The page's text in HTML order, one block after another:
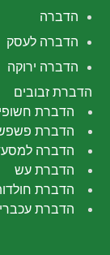
הדברה
הדברה לעסק
הדברה ירוקה
הדברת זבובים
הדברת
הדברת
הדברה
הדברת עש
הדברת
הדברת